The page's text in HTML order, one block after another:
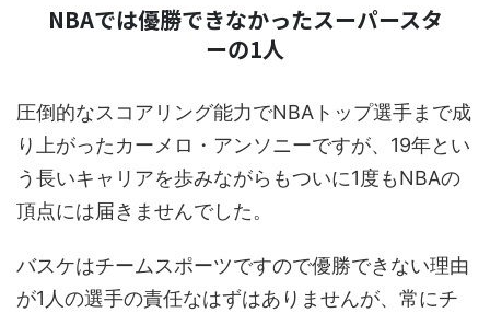
NBAでは優勝できなかったスーパースタ
ーの1人
圧倒的なスコアリング能力でNBAトップ選手まで成
り上がったカーメロ・アンソニーですが、19年とい
う長いキャリアを歩みながらもついに1度もNBAの
頂点には届きませんでした。
バスケはチームスポーツですので優勝できない理由
が1人の選手の責任なはずはありませんが、常にチ